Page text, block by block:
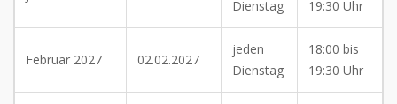
Dienstag
19:30 Uhr
Februar 2027 02.02.2027
jeden
Dienstag
18:00 bis
19:30 Uhr